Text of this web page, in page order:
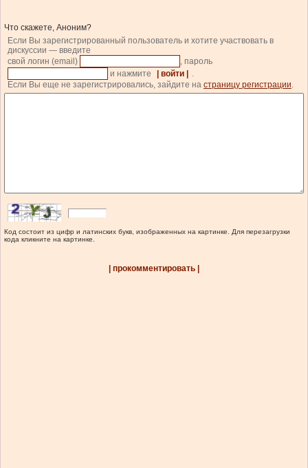
Что скажете, Аноним?
Если Вы зарегистрированный пользователь и хотите участвовать в
дискуссии — введите
свой логин (email)
, пароль
и нажмите
| войти |
.
Если Вы еще не зарегистрировались, зайдите на страницу регистрации.
Код состоит из цифр и латинских букв, изображенных на картинке. Для перезагрузки
кода кликните на картинке.
| прокомментировать |